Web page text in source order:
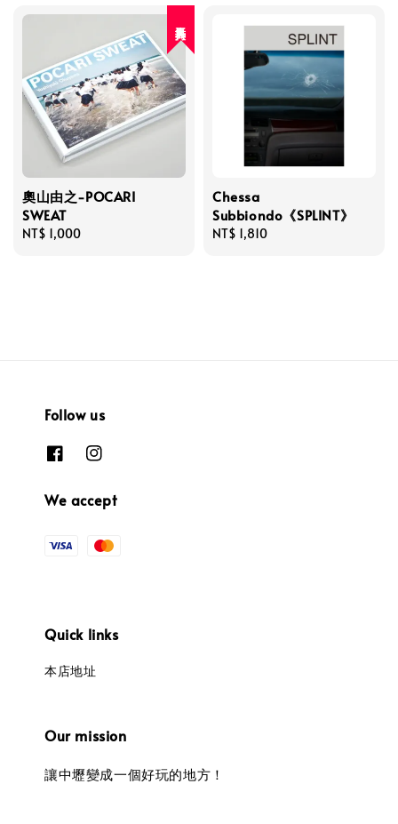
奧山由之-POCARI
SWEAT
Regular
NT$ 1,000
Chessa
Subbiondo《SPLINT》
Regular
NT$ 1,810
Follow us
We accept
Quick links
本店地址
Our mission
讓中壢變成一個好玩的地方！